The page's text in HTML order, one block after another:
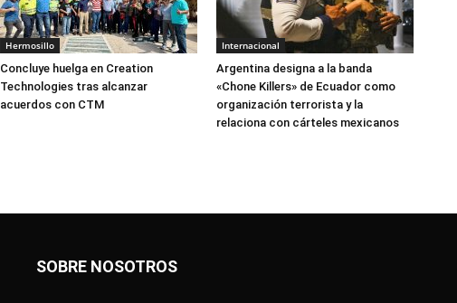
Hermosillo
Concluye huelga en Creation
Technologies tras alcanzar
acuerdos con CTM
Internacional
Argentina designa a la banda
«Chone Killers» de Ecuador como
organización terrorista y la
relaciona con cárteles mexicanos
SOBRE NOSOTROS